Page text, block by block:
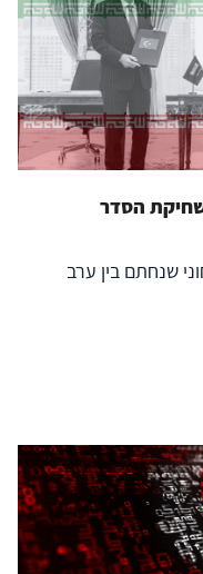
הסדר
שנחתם בין ערב